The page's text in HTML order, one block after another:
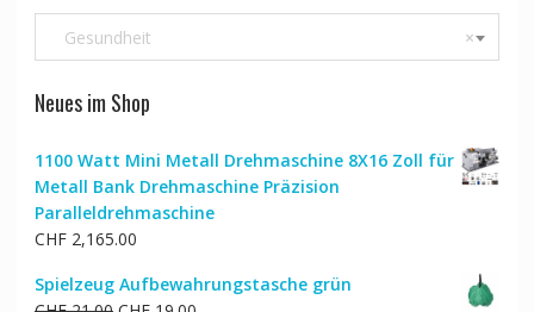
×
Gesundheit
Neues im Shop
1100 Watt Mini Metall Drehmaschine 8X16 Zoll für
Metall Bank Drehmaschine Präzision
Paralleldrehmaschine
CHF2,165.00
Spielzeug Aufbewahrungstasche grün